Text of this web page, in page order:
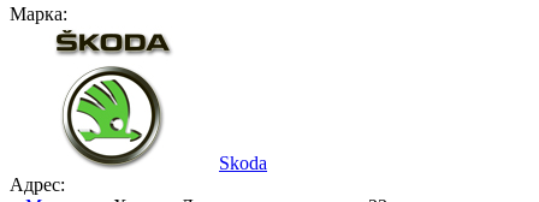
Марка:
Skoda
Адрес: